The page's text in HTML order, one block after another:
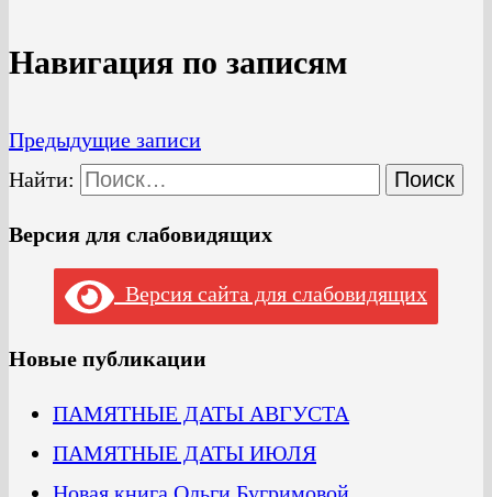
Навигация по записям
Предыдущие записи
Найти:
Версия для слабовидящих
Версия сайта для слабовидящих
Новые публикации
ПАМЯТНЫЕ ДАТЫ АВГУСТА
ПАМЯТНЫЕ ДАТЫ ИЮЛЯ